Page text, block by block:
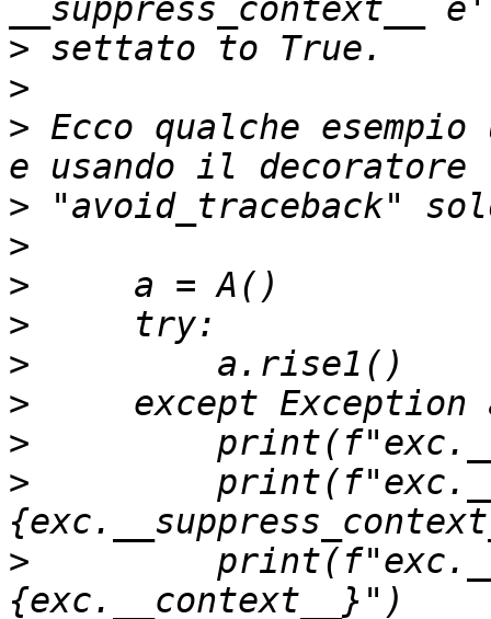
>
>
> Ecco qualche
>
>
>
>
>
>
>
>
>